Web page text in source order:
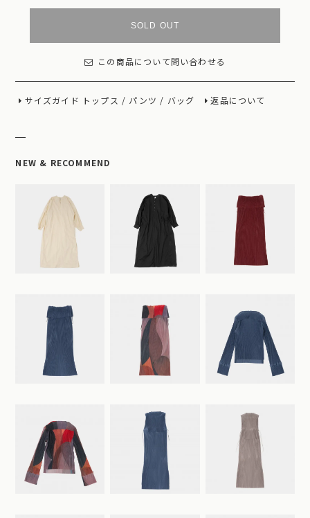
SOLD OUT
この商品について問い合わせる
サイズガイド トップス / パンツ / バッグ 返品について
NEW & RECOMMEND